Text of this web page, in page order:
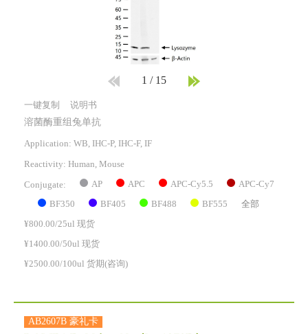
1 / 15
一键复制 说明书
溶菌酶重组兔单抗
Application: WB, IHC-P, IHC-F, IF
Reactivity: Human, Mouse
Conjugate: AP APC APC-Cy5.5 APC-Cy7
BF350 BF405 BF488 BF555 全部
¥800.00/25ul 现货
¥1400.00/50ul 现货
¥2500.00/100ul 货期(咨询)
AB2607B 豪礼卡